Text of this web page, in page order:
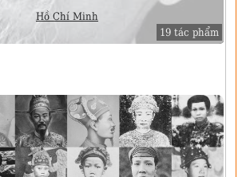
Hồ Chí Minh
19 tác phẩm